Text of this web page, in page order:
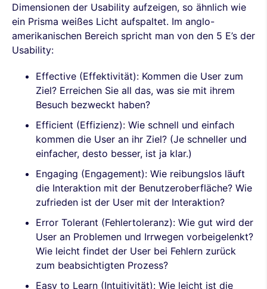
Dimensionen der Usability aufzeigen, so ähnlich wie
ein Prisma weißes Licht aufspaltet. Im anglo-
amerikanischen Bereich spricht man von den 5 E’s der
Usability:
Effective (Effektivität): Kommen die User zum
Ziel? Erreichen Sie all das, was sie mit ihrem
Besuch bezweckt haben?
Efficient (Effizienz): Wie schnell und einfach
kommen die User an ihr Ziel? (Je schneller und
einfacher, desto besser, ist ja klar.)
Engaging (Engagement): Wie reibungslos läuft
die Interaktion mit der Benutzeroberfläche? Wie
zufrieden ist der User mit der Interaktion?
Error Tolerant (Fehlertoleranz): Wie gut wird der
User an Problemen und Irrwegen vorbeigelenkt?
Wie leicht findet der User bei Fehlern zurück
zum beabsichtigten Prozess?
Easy to Learn (Intuitivität): Wie leicht ist die